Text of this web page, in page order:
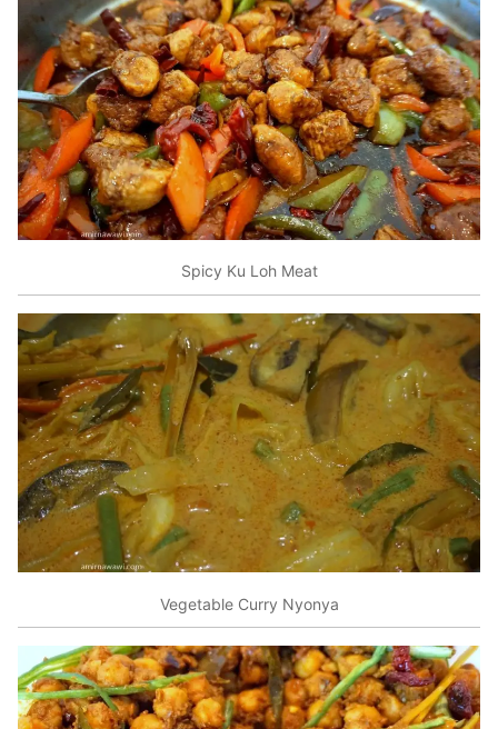
Spicy Ku Loh Meat
Vegetable Curry Nyonya